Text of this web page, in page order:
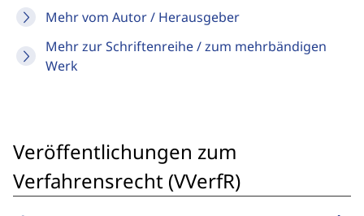
Mehr vom Autor / Herausgeber
Mehr zur Schriftenreihe / zum mehrbändigen
Werk
Veröffentlichungen zum
Verfahrensrecht (VVerfR)